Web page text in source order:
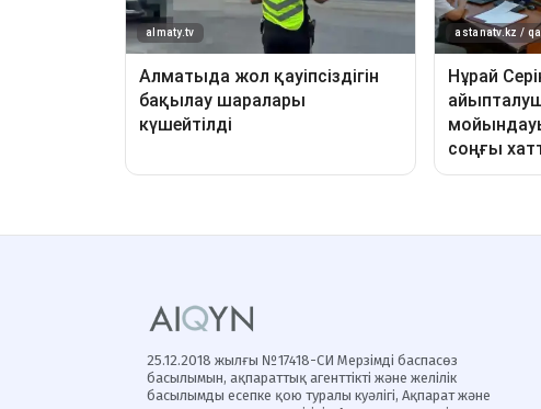
25.12.2018 жылғы №17418-СИ Мерзімді баспасөз
басылымын, ақпараттық агенттікті және желілік
басылымды есепке қою туралы куәлігі, Ақпарат және